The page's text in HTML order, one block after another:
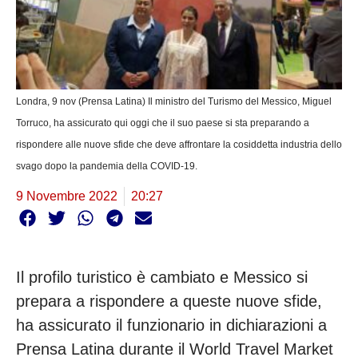
Londra, 9 nov (Prensa Latina) Il ministro del Turismo del Messico, Miguel
Torruco, ha assicurato qui oggi che il suo paese si sta preparando a
rispondere alle nuove sfide che deve affrontare la cosiddetta industria dello
svago dopo la pandemia della COVID-19.
9 Novembre 2022 20:27
Il profilo turistico è cambiato e Messico si
prepara a rispondere a queste nuove sfide,
ha assicurato il funzionario in dichiarazioni a
Prensa Latina durante il World Travel Market